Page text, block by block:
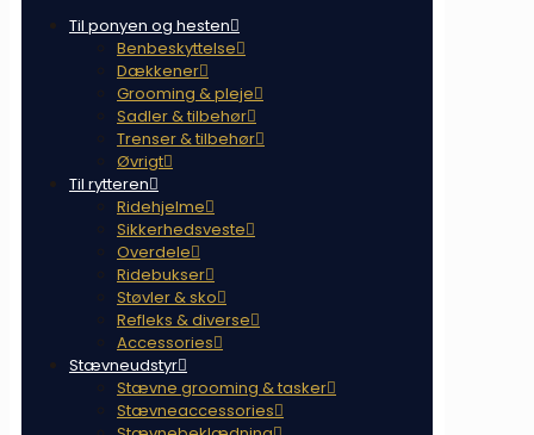
Til ponyen og hesten
Benbeskyttelse
Dækkener
Grooming & pleje
Sadler & tilbehør
Trenser & tilbehør
Øvrigt
Til rytteren
Ridehjelme
Sikkerhedsveste
Overdele
Ridebukser
Støvler & sko
Refleks & diverse
Accessories
Stævneudstyr
Stævne grooming & tasker
Stævneaccessories